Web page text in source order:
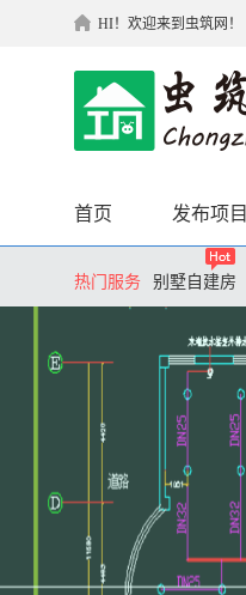
HI！欢迎来到虫筑网！
首页 发布项目
热门服务 别墅自建房